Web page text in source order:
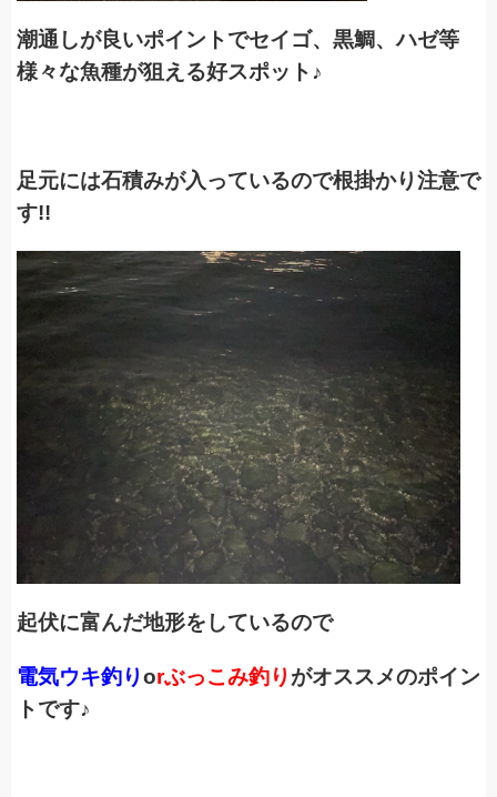
潮通しが良いポイントでセイゴ、黒鯛、ハゼ等
様々な魚種が狙える好スポット♪
足元には石積みが入っているので根掛かり注意で
す!!
起伏に富んだ地形をしているので
電気ウキ釣りorぶっこみ釣りがオススメのポイン
トです♪